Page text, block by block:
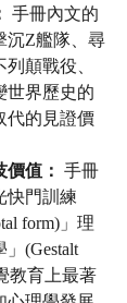
手冊內文的
沉Z艦隊、尋
顛戰役、
世界歷史的
代的見證價
值： 手冊
快門訓練
form)」理
(Gestalt
教育上最著